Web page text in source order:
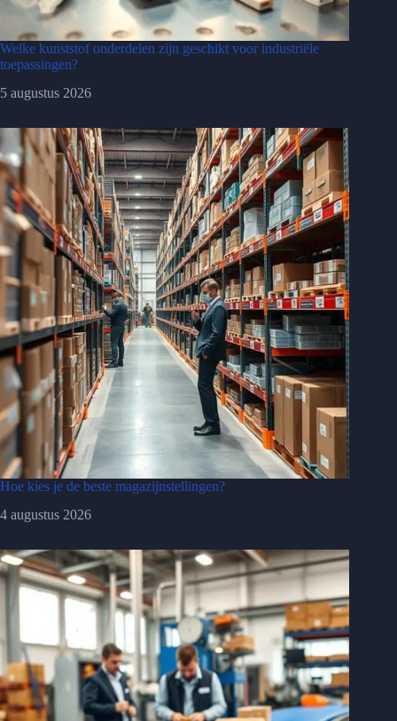
Welke kunststof onderdelen zijn geschikt voor industriële
toepassingen?
5 augustus 2026
Hoe kies je de beste magazijnstellingen?
4 augustus 2026